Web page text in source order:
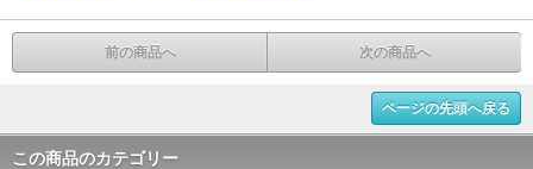
前の商品へ 次の商品へ
ページの先頭へ戻る
この商品のカテゴリー